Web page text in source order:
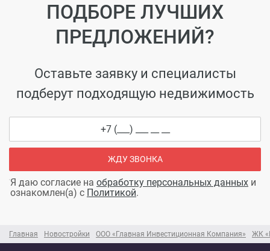
Главная Новостройки ООО «Главная Инвестиционная Компания» ЖК
ПОДБОРЕ ЛУЧШИХ
ПРЕДЛОЖЕНИЙ?
Оставьте заявку и специалисты
подберут подходящую недвижимость
ЖДУ ЗВОНКА
Я даю согласие на обработку персональных данных и
ознакомлен(а) с Политикой.